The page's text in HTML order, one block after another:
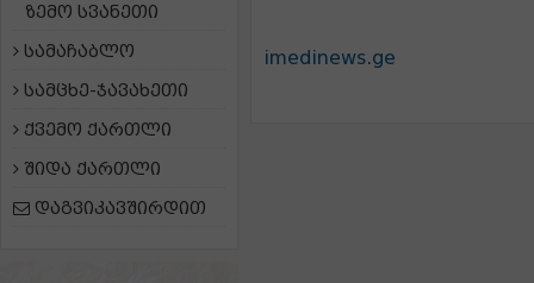
ზემო სვანეთი
სამაჩაბლო
სამცხე-ჯავახეთი
ქვემო ქართლი
შიდა ქართლი
დაგვიკავშირდით
imedinews.ge